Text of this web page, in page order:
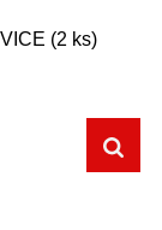
(2 ks)